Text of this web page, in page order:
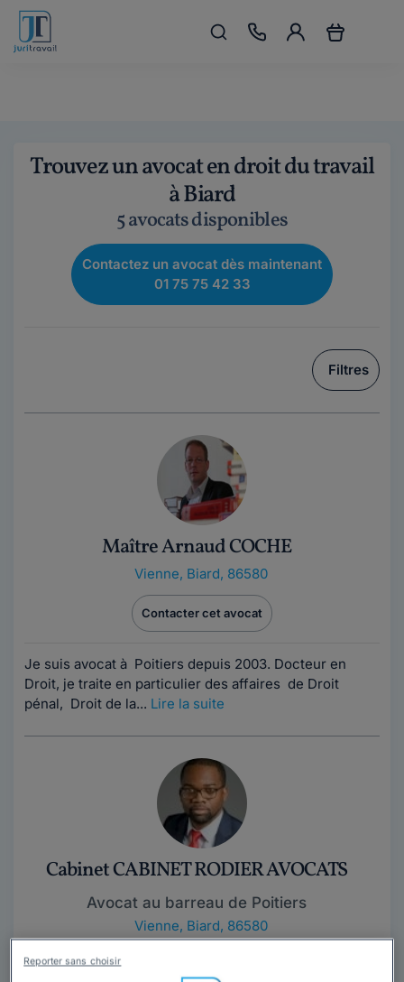
Trouvez un avocat en droit du travail
à Biard
5 avocats disponibles
Contactez un avocat dès maintenant
01 75 75 42 33
Filtres
Maître Arnaud COCHE
Vienne, Biard, 86580
Contacter cet avocat
Je suis avocat à Poitiers depuis 2003. Docteur en
Droit, je traite en particulier des affaires de Droit
pénal, Droit de la... Lire la suite
Cabinet CABINET RODIER AVOCATS
Avocat au barreau de Poitiers
Vienne, Biard, 86580
Reporter sans choisir